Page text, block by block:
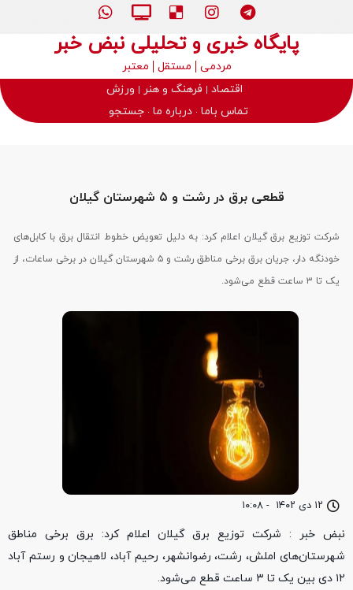
پایگاه خبری و تحلیلی نبض خبر
مردمی مستقل
معتبر
اقتصاد
فرهنگ و هنر
ورزش
تماس باما درباره ما جستجو
۱۲ دی ۱۴۰۲ - ۱۰:۰۸
قطعی برق در رشت و ۵ شهرستان گیلان
شرکت توزیع برق گیلان اعلام کرد: به دلیل تعویض خطوط انتقال برق با کابل‌های
خودنگه دار، جریان برق برخی مناطق رشت و ۵ شهرستان گیلان در برخی ساعات، از
یک تا ۳ ساعت قطع می‌شود.
نبض خبر : شرکت توزیع برق گیلان اعلام کرد: برق برخی مناطق
شهرستان‌های املش، رشت، رضوانشهر، رحیم آباد، لاهیجان و رستم آباد
۱۲ دی بین یک تا ۳ ساعت قطع می‌شود.